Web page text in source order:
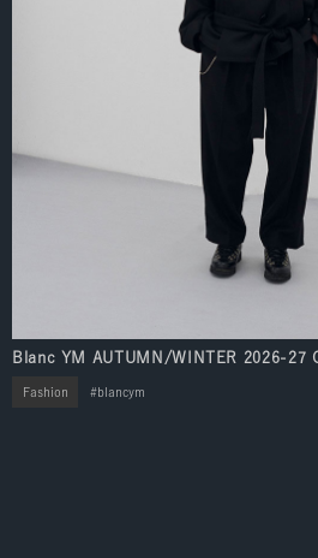
Blanc YM AUTUMN/WINTER 2026-27
Fashion blancym